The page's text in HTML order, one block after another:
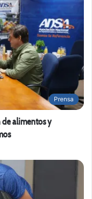
Prensa
alimentos y